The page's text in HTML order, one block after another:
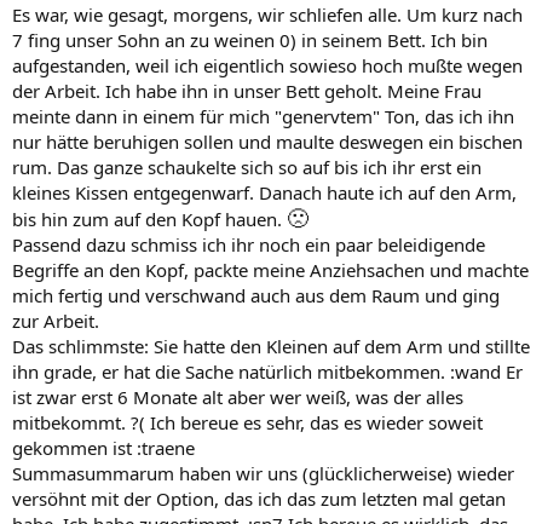
Es war, wie gesagt, morgens, wir schliefen alle. Um kurz nach
7 fing unser Sohn an zu weinen 0) in seinem Bett. Ich bin
aufgestanden, weil ich eigentlich sowieso hoch mußte wegen
der Arbeit. Ich habe ihn in unser Bett geholt. Meine Frau
meinte dann in einem für mich "genervtem" Ton, das ich ihn
nur hätte beruhigen sollen und maulte deswegen ein bischen
rum. Das ganze schaukelte sich so auf bis ich ihr erst ein
kleines Kissen entgegenwarf. Danach haute ich auf den Arm,
bis hin zum auf den Kopf hauen. 🙁
Passend dazu schmiss ich ihr noch ein paar beleidigende
Begriffe an den Kopf, packte meine Anziehsachen und machte
mich fertig und verschwand auch aus dem Raum und ging
zur Arbeit.
Das schlimmste: Sie hatte den Kleinen auf dem Arm und stillte
ihn grade, er hat die Sache natürlich mitbekommen. :wand Er
ist zwar erst 6 Monate alt aber wer weiß, was der alles
mitbekommt. ?( Ich bereue es sehr, das es wieder soweit
gekommen ist :traene
Summasummarum haben wir uns (glücklicherweise) wieder
versöhnt mit der Option, das ich das zum letzten mal getan